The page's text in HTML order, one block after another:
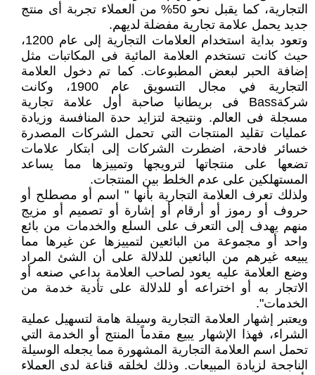
التجارية، كما يقبل نحو 50% من العملاء تجربة أى منتج
جديد يحمل علامة تجارية مفضلة لديهم.
وتعود بداية استخدام العلامات التجارية إلى عام 1200،
حيث كانت تستخدم العلامة المائية فى المكاتبات مثل
إضافة الحبر لبعض المطبوعات. كما تم دخول العلامة
التجارية في مجال التسويق عام 1900، وكانت
شركةBass فى بريطانيا صاحبة أول علامة تجارية
مسجلة فى العالم. ونتيجة لتزايد حدة المنافسة وزيادة
عمليات تقليد المنتجات التي تحمل الشركات المصدرة
خسائر فادحة، اضطرت الشركات إلى ابتكار علامات
تضعها على منتجاتها لترويجها وتمييزها مما يساعد
المستهلكين على عدم الخلط بين المنتجات.
ولذلك تعرف العلامة التجارية بأنها " اسم أو مصطلح أو
حروف أو رموز أو أرقام أو إشارة أو تصميم أو مزيج
منهم يهدف إلى التعرف على السلع والخدمات من بائع
واحد أو مجموعة من البائعين لتمييزها عن غيرها مما
يبيعه غيرهم من البائعين للدلالة على أن الشئ المراد
وضع العلامة عليه يعود لصاحب العلامة بداعي صنعه أو
الاتجار به أو اختراعه أو للدلالة على تأدية خدمة من
الخدمات".
ويعتبر إشهار العلامة التجارية وسيلة هامة لتسهيل عملية
الشراء، فهذا الإشهار يبيع مقدماً المنتج أو الخدمة التي
تحمل اسم العلامة التجارية المشهورة مما يجعله الوسيلة
الناجحة لزيادة المبيعات. وذلك لخلقه قناعة لدى العملاء